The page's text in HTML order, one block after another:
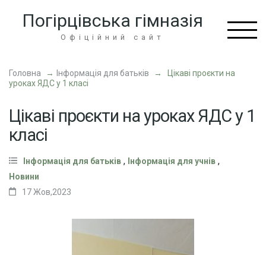
Enter)
Погірцівська гімназія
Офіційний сайт
Головна → Інформація для батьків →
Цікаві проєкти на
уроках ЯДС у 1 класі
Цікаві проєкти на уроках ЯДС у 1
класі
Інформація для батьків , Інформація для учнів ,
Новини
17 Жов,2023